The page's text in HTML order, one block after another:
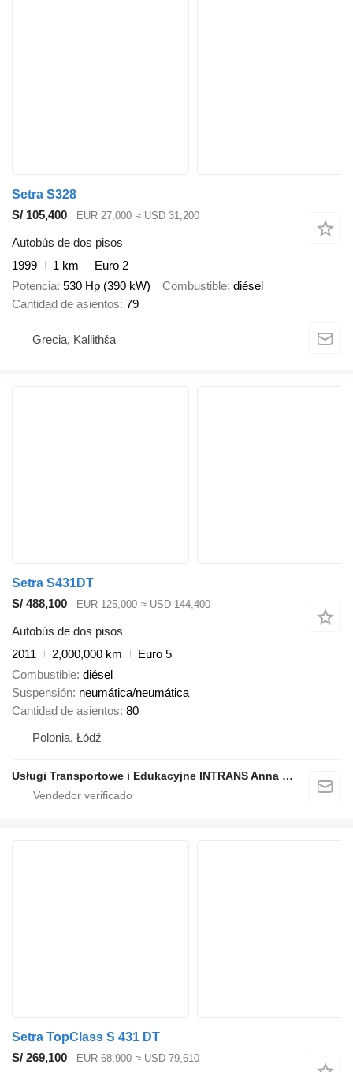
Setra S328
S/ 105,400
EUR 27,000 ≈ USD 31,200
Autobús de dos pisos
1999
1 km
Euro 2
Potencia 530 Hp (390 kW) Combustible diésel
Cantidad de asientos 79
Grecia, Kallithέa
Setra S431DT
S/ 488,100
EUR 125,000 ≈ USD 144,400
Autobús de dos pisos
2011
2,000,000 km
Euro 5
Combustible diésel
Suspensión neumática/neumática
Cantidad de asientos 80
Polonia, Łódź
Usługi Transportowe i Edukacyjne INTRANS Anna Szelejewska
Setra TopClass S 431 DT
S/ 269,100
EUR 68,900 ≈ USD 79,610